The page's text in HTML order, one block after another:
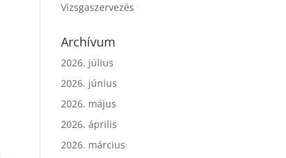
Vizsgaszervezés
Archívum
2026. július
2026. június
2026. május
2026. április
2026. március